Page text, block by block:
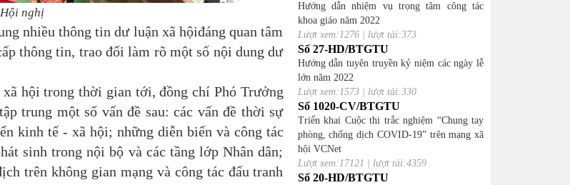
nghị
nhiều thông tin dư luận xã hộiđáng quan tâm
thông tin, trao đổi làm rõ một số nội dung dư
hội trong thời gian tới, đồng chí Phó Trưởng
trung một số vấn đề sau: các vấn đề thời sự
kinh tế - xã hội; những diễn biến và công tác
sinh trong nội bộ và các tầng lớp Nhân dân;
trên không gian mạng và công tác đấu tranh
Hướng dẫn nhiệm vụ trọng tâm công tác
khoa giáo năm 2022
Lượt xem:1276 | lượt tải:373
Số 27-HD/BTGTU
Hướng dẫn tuyên truyền kỷ niệm các ngày lễ
lớn năm 2022
Lượt xem:1573 | lượt tải:330
Số 1020-CV/BTGTU
Triển khai Cuộc thi trắc nghiệm “Chung tay
phòng, chống dịch COVID-19” trên mạng xã
hội VCNet
Lượt xem:17121 | lượt tải:4359
Số 20-HD/BTGTU